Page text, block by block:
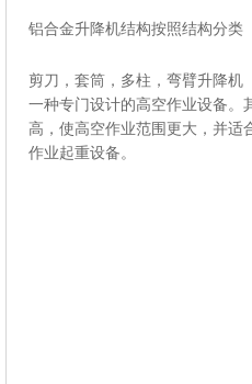
铝合金升降机结构按照结构分类
剪刀，套筒，多柱，弯臂升降
一种专门设计的高空作业设备。
高，使高空作业范围更大，并适
作业起重设备。